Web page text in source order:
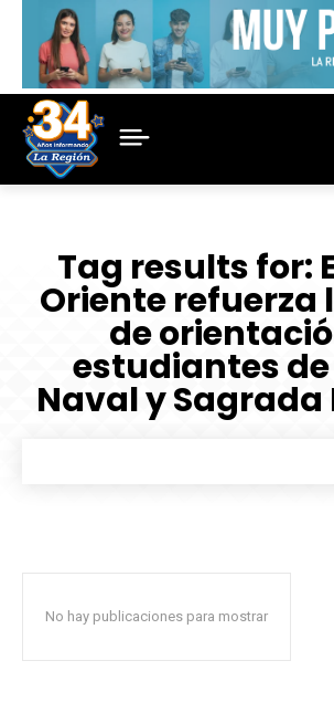
Tag results for:
Oriente refuerza
de
estudiantes de
Naval y Sagrada
No hay publicaciones para mostrar